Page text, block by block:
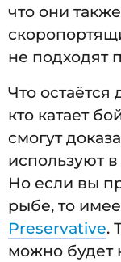
что они
не подходят
Что остаётся
кто катает
смогут
используют
Но если вы
рыбе, то
Preservative.
можно будет